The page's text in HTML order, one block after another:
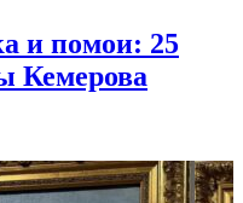
и помои: 25
Кемерова